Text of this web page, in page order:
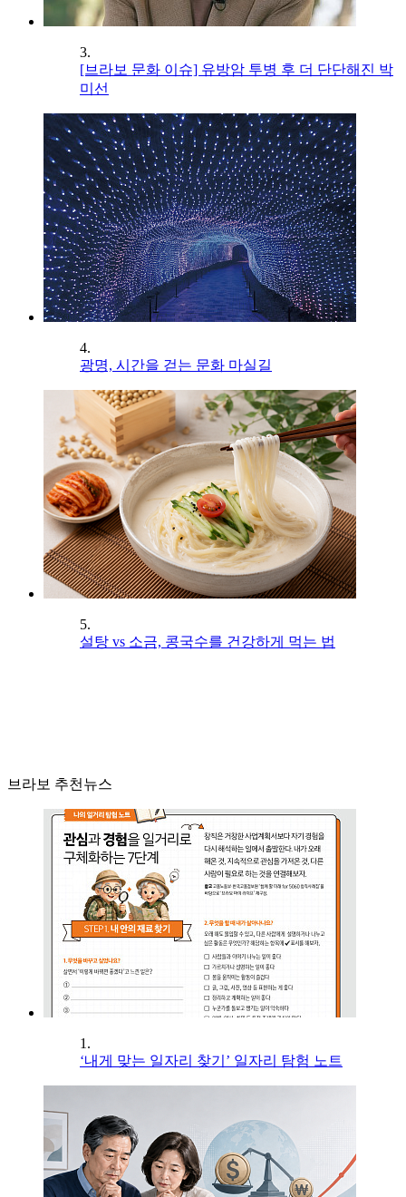
3.
[브라보 문화 이슈] 유방암 투병 후 더 단단해진 박
미선
4.
광명, 시간을 걷는 문화 마실길
5.
설탕 vs 소금, 콩국수를 건강하게 먹는 법
브라보 추천뉴스
1.
‘내게 맞는 일자리 찾기’ 일자리 탐험 노트